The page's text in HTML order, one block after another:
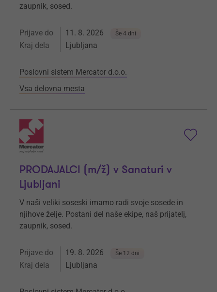
zaupnik, sosed.
Prijave do 11. 8. 2026 Še 4 dni
Kraj dela Ljubljana
Poslovni sistem Mercator d.o.o.
Vsa delovna mesta
PRODAJALCI (m/ž) v Sanaturi v
Ljubljani
V naši veliki soseski imamo radi svoje sosede in
njihove želje. Postani del naše ekipe, naš prijatelj,
zaupnik, sosed.
Prijave do 19. 8. 2026 Še 12 dni
Kraj dela Ljubljana